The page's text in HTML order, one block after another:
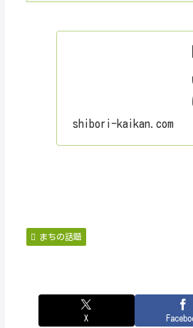
shibori-kaikan.com
まちの話題
X